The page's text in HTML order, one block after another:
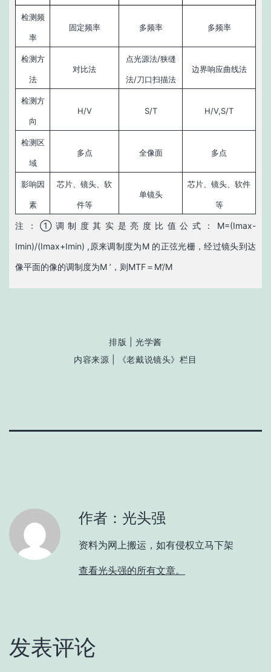
检测频
率
固定频率 多频率 多频率
检测方
法
对比法
点光源法/狭缝
法/刀口扫描法
边界响应曲线法
检测方
向
H/V S/T H/V,S/T
检测区
域
多点 全像面 多点
影响因
素
芯片、镜头、软
件等
单镜头
芯片、镜头、软件
等
注：①调制度其实是亮度比值公式：M=(Imax-
Imin)/(Imax+Imin) ,原来调制度为M 的正弦光栅，经过镜头到达
像平面的像的调制度为M ’，则MTF＝M’/M
排版 | 光学酱
内容来源 | 《老戴说镜头》 栏目
作者：光头强
资料为网上搬运，如有侵权立马下架
查看光头强的所有文章。
发表评论